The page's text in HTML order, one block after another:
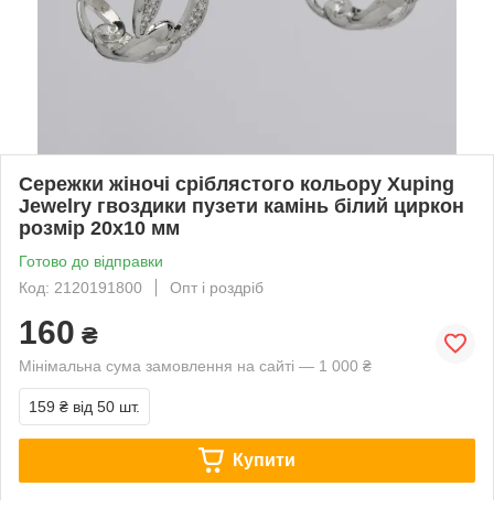
Сережки жіночі сріблястого кольору Xuping
Jewelry гвоздики пузети камінь білий циркон
розмір 20х10 мм
Готово до відправки
Код: 2120191800
Опт і роздріб
160 ₴
Мінімальна сума замовлення на сайті — 1 000 ₴
159 ₴ від 50 шт.
Купити